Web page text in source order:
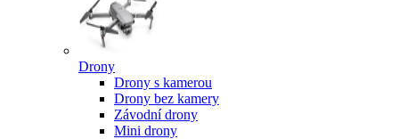
Drony
Drony s kamerou
Drony bez kamery
Závodní drony
Mini drony